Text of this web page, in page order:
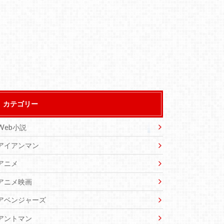
カテゴリー
小説
イアンマン
ニメ
ニメ映画
ベンジャーズ
ントマン